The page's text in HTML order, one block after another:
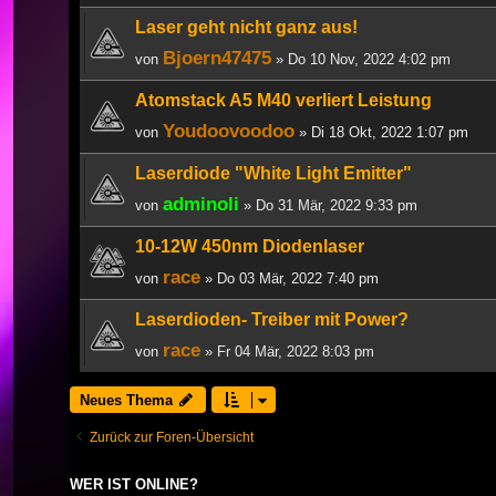
Laser geht nicht ganz aus!
von Bjoern47475 » Do 10 Nov, 2022 4:02 pm
Atomstack A5 M40 verliert Leistung
von Youdoovoodoo » Di 18 Okt, 2022 1:07 pm
Laserdiode "White Light Emitter"
von adminoli » Do 31 Mär, 2022 9:33 pm
10-12W 450nm Diodenlaser
von race » Do 03 Mär, 2022 7:40 pm
Laserdioden- Treiber mit Power?
von race » Fr 04 Mär, 2022 8:03 pm
Neues Thema
Zurück zur Foren-Übersicht
WER IST ONLINE?